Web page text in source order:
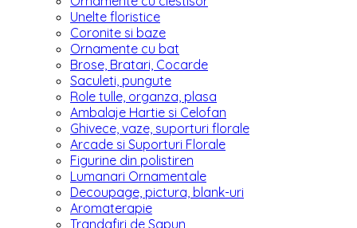
Unelte floristice
Coronite si baze
Ornamente cu bat
Brose, Bratari, Cocarde
Saculeti, pungute
Role tulle, organza, plasa
Ambalaje Hartie si Celofan
Ghivece, vaze, suporturi florale
Arcade si Suporturi Florale
Figurine din polistiren
Lumanari Ornamentale
Decoupage, pictura, blank-uri
Aromaterapie
Trandafiri de Sapun